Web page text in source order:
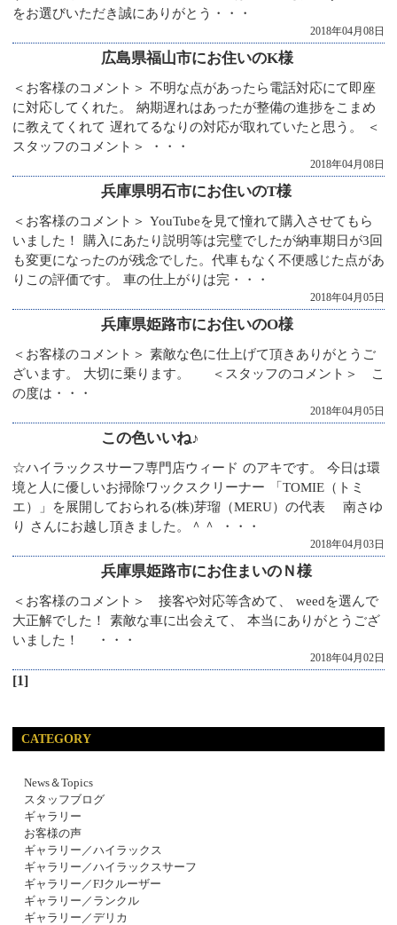
をお選びいただき誠にありがとう・・・
2018年04月08日
広島県福山市にお住いのK様
＜お客様のコメント＞ 不明な点があったら電話対応にて即座
に対応してくれた。 納期遅れはあったが整備の進捗をこまめ
に教えてくれて 遅れてるなりの対応が取れていたと思う。 ＜
スタッフのコメント＞ ・・・
2018年04月08日
兵庫県明石市にお住いのT様
＜お客様のコメント＞ YouTubeを見て憧れて購入させてもら
いました！ 購入にあたり説明等は完璧でしたが納車期日が3回
も変更になったのが残念でした。代車もなく不便感じた点があ
りこの評価です。 車の仕上がりは完・・・
2018年04月05日
兵庫県姫路市にお住いのO様
＜お客様のコメント＞ 素敵な色に仕上げて頂きありがとうご
ざいます。 大切に乗ります。 ＜スタッフのコメント＞ こ
の度は・・・
2018年04月05日
この色いいね♪
☆ハイラックスサーフ専門店ウィード のアキです。 今日は環
境と人に優しいお掃除ワックスクリーナー 「TOMIE（トミ
エ）」を展開しておられる(株)芽瑠（MERU）の代表 南さゆ
り さんにお越し頂きました。＾＾ ・・・
2018年04月03日
兵庫県姫路市にお住まいのＮ様
＜お客様のコメント＞ 接客や対応等含めて、 weedを選んで
大正解でした！ 素敵な車に出会えて、 本当にありがとうござ
いました！ ・・・
2018年04月02日
[1]
CATEGORY
News＆Topics
スタッフブログ
ギャラリー
お客様の声
ギャラリー／ハイラックス
ギャラリー／ハイラックスサーフ
ギャラリー／FJクルーザー
ギャラリー／ランクル
ギャラリー／デリカ